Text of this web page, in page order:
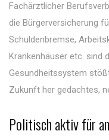
Fachärztlicher
die Bürgerversicherung
Schuldenbremse,
Krankenhäuser etc. sind
Gesundheitssystem
Zukunft her gedachtes,
Politisch aktiv für